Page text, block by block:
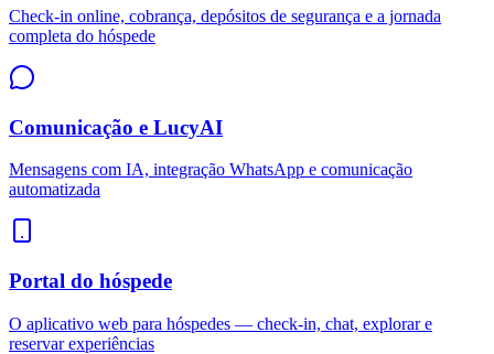
Check-in online, cobrança, depósitos de segurança e a jornada
completa do hóspede
Comunicação e LucyAI
Mensagens com IA, integração WhatsApp e comunicação
automatizada
Portal do hóspede
O aplicativo web para hóspedes — check-in, chat, explorar e
reservar experiências